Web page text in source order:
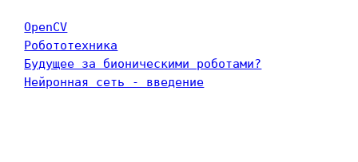
OpenCV
Робототехника
Будущее за бионическими роботами?
Нейронная сеть - введение